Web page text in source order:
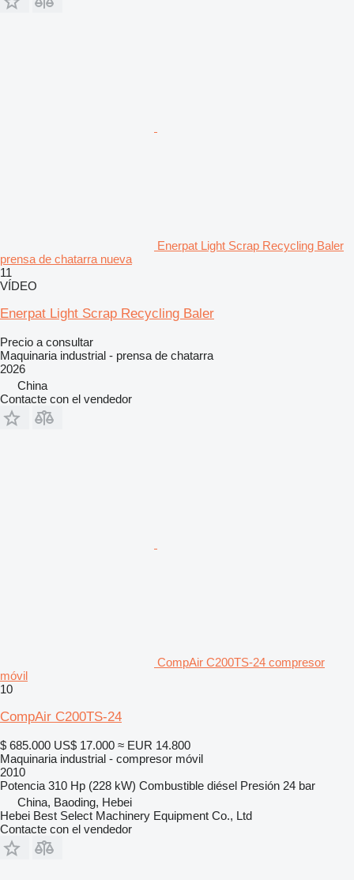
Enerpat Light Scrap Recycling Baler
prensa de chatarra nueva
11
VÍDEO
Enerpat Light Scrap Recycling Baler
Precio a consultar
Maquinaria industrial - prensa de chatarra
2026
China
Contacte con el vendedor
CompAir C200TS-24 compresor
móvil
10
CompAir C200TS-24
$ 685.000 US$ 17.000 ≈ EUR 14.800
Maquinaria industrial - compresor móvil
2010
Potencia 310 Hp (228 kW) Combustible diésel Presión 24 bar
China, Baoding, Hebei
Hebei Best Select Machinery Equipment Co., Ltd
Contacte con el vendedor